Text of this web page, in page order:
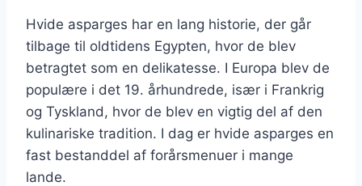
Hvide asparges har en lang historie, der går
tilbage til oldtidens Egypten, hvor de blev
betragtet som en delikatesse. I Europa blev de
populære i det 19. århundrede, især i Frankrig
og Tyskland, hvor de blev en vigtig del af den
kulinariske tradition. I dag er hvide asparges en
fast bestanddel af forårsmenuer i mange
lande.